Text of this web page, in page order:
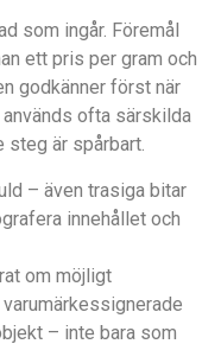
som ingår. Föremål
ett pris per gram och
godkänner först när
ofta särskilda
steg är spårbart.
– även trasiga bitar
innehållet och
om möjligt
– inte bara som